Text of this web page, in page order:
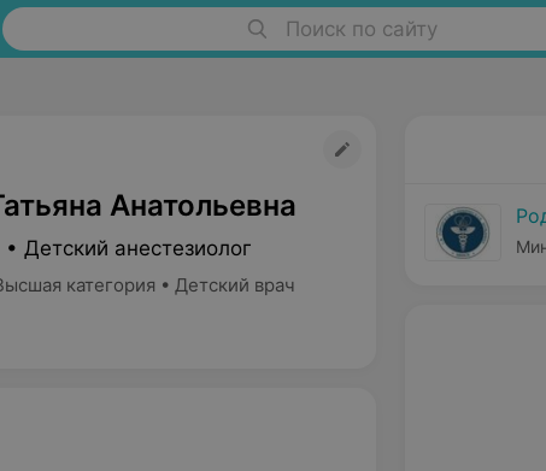
Поиск по сайту
Анатольевна
Детский анестезиолог
категория • Детский врач